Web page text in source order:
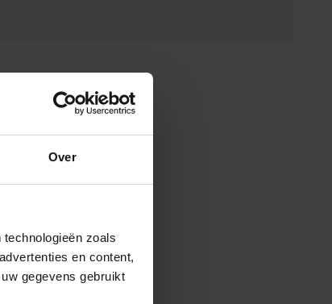
Over
zoals
en content,
gegevens gebruikt